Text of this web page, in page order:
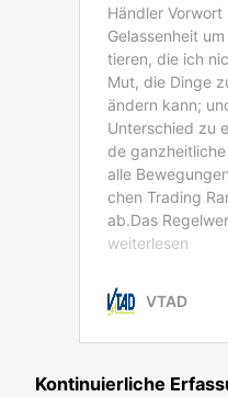
Kon­ti­nu­ier­li­che